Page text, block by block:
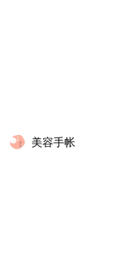
美容手帐